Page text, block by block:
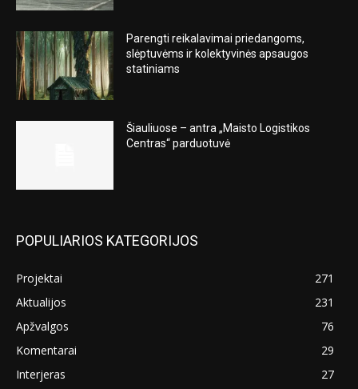
Parengti reikalavimai priedangoms,
slėptuvėms ir kolektyvinės apsaugos
statiniams
Šiauliuose – antra „Maisto Logistikos
Centras“ parduotuvė
POPULIARIOS KATEGORIJOS
Projektai
271
Aktualijos
231
Apžvalgos
76
Komentarai
29
Interjeras
27